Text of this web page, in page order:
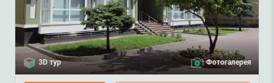
3D тур Фотогалерея